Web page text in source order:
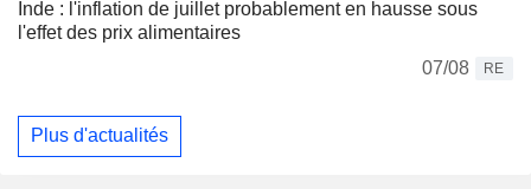
Inde : l'inflation de juillet probablement en hausse sous
l'effet des prix alimentaires
07/08
RE
Plus d'actualités